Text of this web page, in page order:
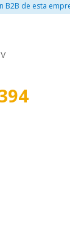
B2B de esta